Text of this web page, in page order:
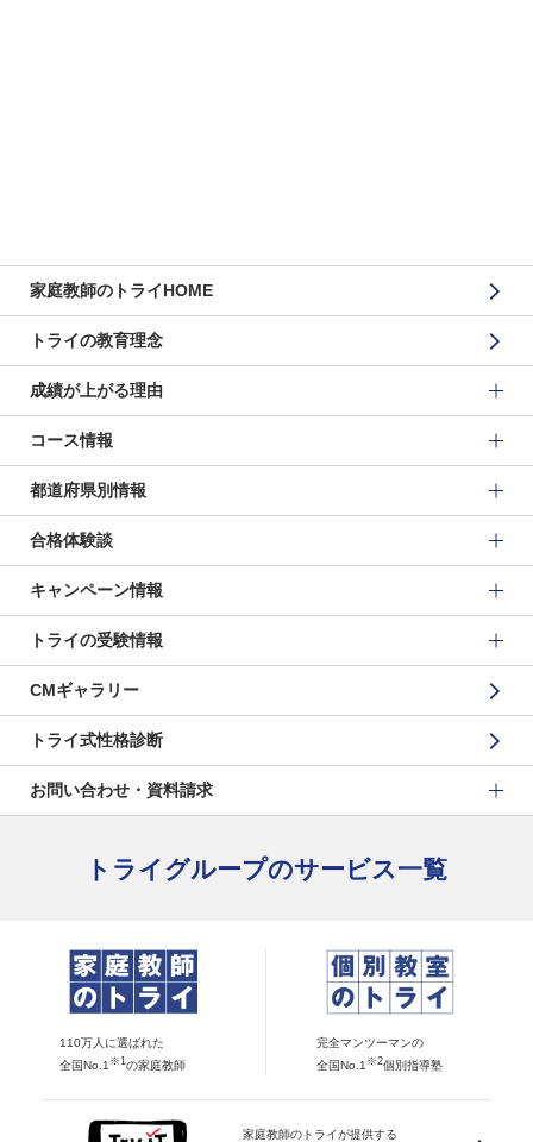
家庭教師のトライHOME
トライの教育理念
成績が上がる理由
コース情報
都道府県別情報
合格体験談
キャンペーン情報
トライの受験情報
CMギャラリー
トライ式性格診断
お問い合わせ・資料請求
トライグループのサービス一覧
110万人に選ばれた
全国No.1 ※1 の家庭教師
完全マンツーマンの
全国No.1 ※2個別指導塾
家庭教師のトライが提供する